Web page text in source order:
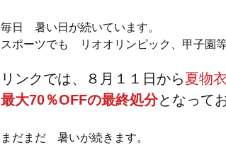
毎日　暑い日が続いています。
スポーツでも　リオオリンピック、甲子園
リンクでは、８月１１日から夏物
最大70％OFFの最終処分となって
まだまだ　暑いが続きます。